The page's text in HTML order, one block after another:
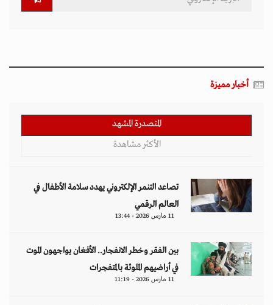
أخبار مميزة
المتصدرة المشهد
الأكثر مشاهدة
تصاعد التنمر الإلكتروني يهدد سلامة الأطفال في
العالم الرقمي
11 مارس 2026 - 13:44
بين الفقر وخطر الانفجار.. الأفغان يواجهون الموت
في أراضيهم الملوثة بالمتفجرات
11 مارس 2026 - 11:19